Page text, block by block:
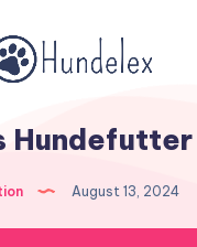
August 13, 2024